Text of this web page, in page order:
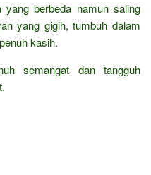
berbeda namun saling
yang gigih, tumbuh dalam
kasih.
semangat dan tangguh